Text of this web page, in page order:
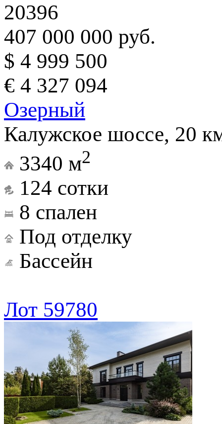
20396
407 000 000 руб.
$ 4 999 500
€ 4 327 094
Озерный
Калужское шоссе, 20
3340 м2
124 сотки
8 спален
Под отделку
Бассейн
Лот 59780